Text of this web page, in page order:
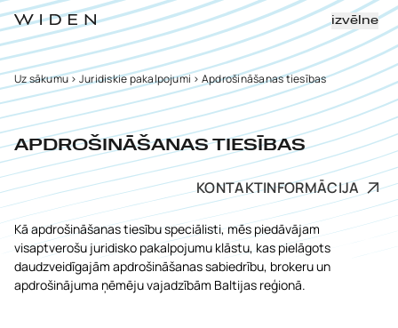
izvēlne
Uz sākumu> Juridiskie pakalpojumi > Apdrošināšanas tiesības
APDROŠINĀŠANAS TIESĪBAS
KONTAKTINFORMĀCIJA
Kā apdrošināšanas tiesību speciālisti, mēs piedāvājam
visaptverošu juridisko pakalpojumu klāstu, kas pielāgots
daudzveidīgajām apdrošināšanas sabiedrību, brokeru un
apdrošinājuma ņēmēju vajadzībām Baltijas reģionā.